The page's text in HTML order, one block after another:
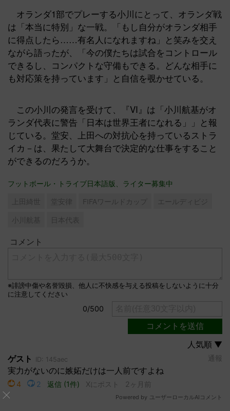
オランダ1部でプレーする小川にとって、オランダ戦
は「本当に特別」な一戦。「もし自分がオランダ相手
に得点したら……有名人になれますね」と笑みを交え
ながら語ったが、「今の僕たちは試合をコントロール
できるし、コンパクトな守備もできる。どんな相手に
も対応策を持っています」と自信を覗かせている。
この小川の発言を受けて、『VI』は「小川航基がオ
ランダ代表に警告「日本は世界王者になれる」」と報
じている。堂安、上田への対抗心を持っているストラ
イカ－は、果たして大舞台で決定的な仕事をすること
ができるのだろうか。
フットボール・トライブ日本語版、ライター募集中
上田綺世 堂安律 FIFAワールドカップ
エールディビジ
小川航基
日本代表